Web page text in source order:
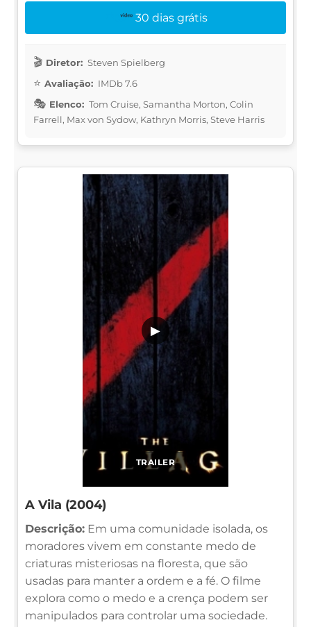
30 dias grátis
Diretor: Steven Spielberg
Avaliação: IMDb 7.6
Elenco: Tom Cruise, Samantha Morton, Colin
Farrell, Max von Sydow, Kathryn Morris, Steve Harris
TRAILER
▶
A Vila (2004)
Descrição: Em uma comunidade isolada, os
moradores vivem em constante medo de
criaturas misteriosas na floresta, que são
usadas para manter a ordem e a fé. O filme
explora como o medo e a crença podem ser
manipulados para controlar uma sociedade.